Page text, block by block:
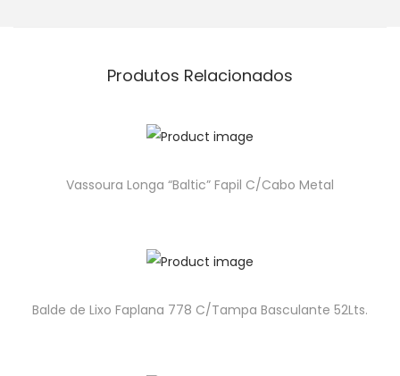
Produtos Relacionados
Vassoura Longa “Baltic” Fapil C/Cabo Metal
Balde de Lixo Faplana 778 C/Tampa Basculante 52Lts.